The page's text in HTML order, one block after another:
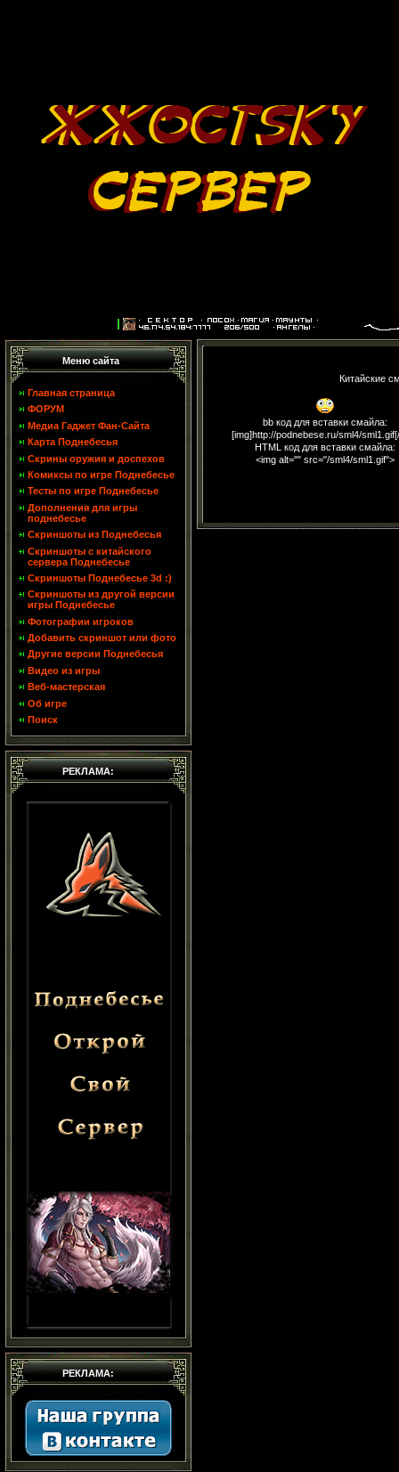
Меню сайта
Главная страница
ФОРУМ
Медиа Гаджет Фан-Сайта
Карта Поднебесья
Скрины оружия и доспехов
Комиксы по игре Поднебесье
Тесты по игре Поднебесье
Дополнения для игры
поднебесье
Скриншоты из Поднебесья
Скриншоты с китайского
сервера Поднебесье
Скриншоты Поднебесье 3d :)
Скриншоты из другой версии
игры Поднебесье
Фотографии игроков
Добавить скриншот или фото
Другие версии Поднебесья
Видео из игры
Веб-мастерская
Об игре
Поиск
РЕКЛАМА:
РЕКЛАМА:
Китайские
bb код для вставки смайла:
[img]http://podnebese.ru/sml4/
HTML код для вставки смайла:
<img alt="" src="/sml4/sml1.gif">